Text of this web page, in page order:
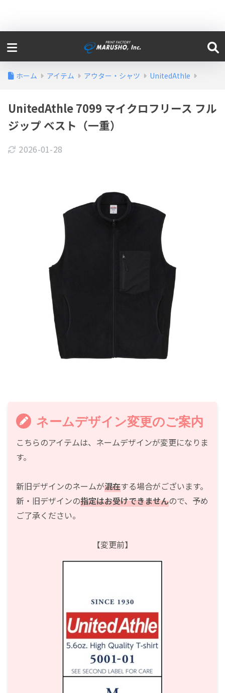
ホーム アイテム アウター・シャツ UnitedAthle
UnitedAthle 7099 マイクロフリース フル
ジップ ベスト（一重）
2026-01-28
ネームデザイン変更のご案内
こちらのアイテムは、ネームデザインが変更になりま
す。
新旧デザインのネームが混在する場合がございます。
新・旧デザインの指定はお受けできませんので、予め
ご了承ください。
【変更前】